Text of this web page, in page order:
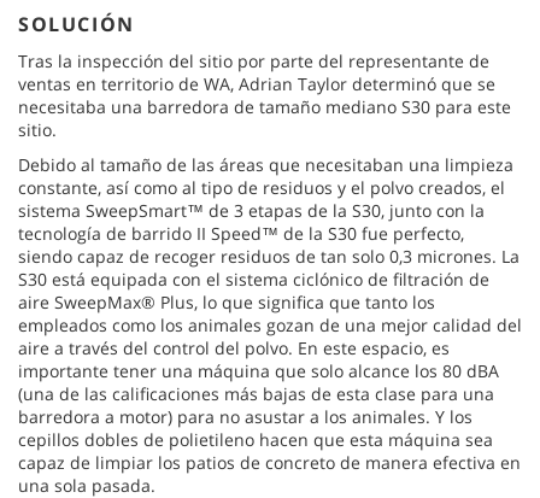
SOLUCIÓN
Tras la inspección del sitio por parte del representante de
ventas en territorio de WA, Adrian Taylor determinó que se
necesitaba una barredora de tamaño mediano S30 para este
sitio.
Debido al tamaño de las áreas que necesitaban una limpieza
constante, así como al tipo de residuos y el polvo creados, el
sistema SweepSmart™ de 3 etapas de la S30, junto con la
tecnología de barrido II Speed™ de la S30 fue perfecto,
siendo capaz de recoger residuos de tan solo 0,3 micrones. La
S30 está equipada con el sistema ciclónico de filtración de
aire SweepMax® Plus, lo que significa que tanto los
empleados como los animales gozan de una mejor calidad del
aire a través del control del polvo. En este espacio, es
importante tener una máquina que solo alcance los 80 dBA
(una de las calificaciones más bajas de esta clase para una
barredora a motor) para no asustar a los animales. Y los
cepillos dobles de polietileno hacen que esta máquina sea
capaz de limpiar los patios de concreto de manera efectiva en
una sola pasada.